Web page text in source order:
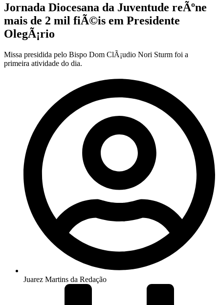
Jornada Diocesana da Juventude reÃºne
mais de 2 mil fiÃ©is em Presidente
OlegÃ¡rio
Missa presidida pelo Bispo Dom ClÃ¡udio Nori Sturm foi a
primeira atividade do dia.
Juarez Martins da Redação